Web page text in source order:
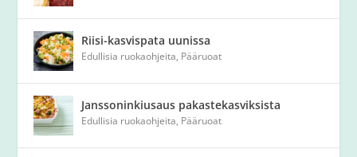
Riisi-kasvispata uunissa
Edullisia ruokaohjeita, Pääruoat
Janssoninkiusaus pakastekasviksista
Edullisia ruokaohjeita, Pääruoat